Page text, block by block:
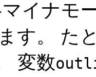
イナモ
す。 た
変数